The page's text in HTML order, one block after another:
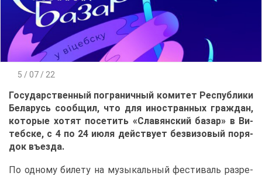
5 / 07 / 22
Го­су­дар­ствен­ный по­гра­нич­ный ко­ми­тет Рес­пуб­ли­ки
Бе­ла­русь со­об­щил, что для ино­стран­ных граж­дан,
ко­то­рые хо­тят по­се­тить «Сла­вян­ский ба­зар» в Ви­
теб­ске, с 4 по 24 июля дей­ству­ет без­ви­зо­вый по­ря­
док въез­да.
По од­но­му би­ле­ту на му­зы­каль­ный фе­сти­валь раз­ре­